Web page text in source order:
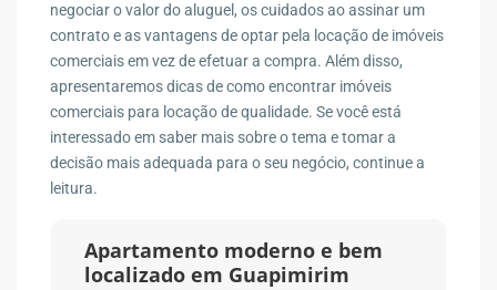
negociar o valor do aluguel, os cuidados ao assinar um
contrato e as vantagens de optar pela locação de imóveis
comerciais em vez de efetuar a compra. Além disso,
apresentaremos dicas de como encontrar imóveis
comerciais para locação de qualidade. Se você está
interessado em saber mais sobre o tema e tomar a
decisão mais adequada para o seu negócio, continue a
leitura.
Apartamento moderno e bem
localizado em Guapimirim